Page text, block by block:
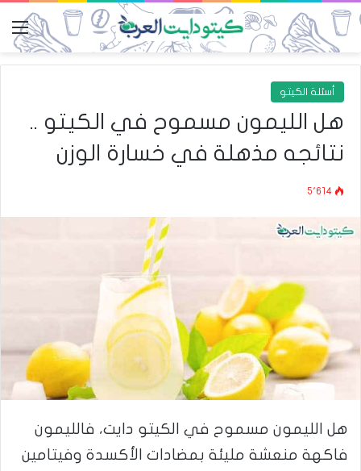
أسئلة الكيتو
هل الليمون مسموح في الكيتو ..
نتائجه مذهلة في خسارة الوزن
5٬614
هل الليمون مسموح في الكيتو دايت، فالليمون
فاكهة منعشة مليئة بمضادات الأكسدة وفيتامين